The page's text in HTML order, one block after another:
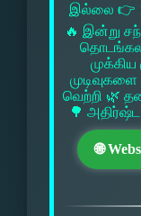
இல்லை 👉
🔥 இன்று
முக்கிய
வெற்றி 🌿
🌳
🌐